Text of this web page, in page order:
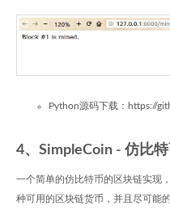
Python源码下载：https://
4、SimpleCoin - 仿比
一个简单的仿比特币的区块链实现
种可用的区块链货币，并且尽可能